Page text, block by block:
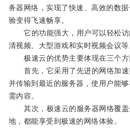
务器网络，实现了快速、高效的数
验变得飞速畅享。
它的功能强大，用户可以轻松访
清视频、大型游戏和实时视频会议等
极速云的优势主要体现在三个方
首先，它采用了先进的网络加速
并传输到最近的服务器，使用户能
需内容。
其次，极速云的服务器网络覆盖
地，都能享受到极速的网络体验。